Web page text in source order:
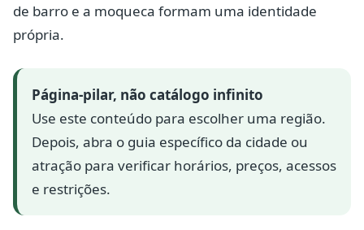
de barro e a moqueca formam uma identidade
própria.
Página-pilar, não catálogo infinito
Use este conteúdo para escolher uma região.
Depois, abra o guia específico da cidade ou
atração para verificar horários, preços, acessos
e restrições.